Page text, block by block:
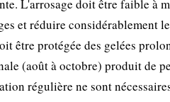
L'arrosage doit être faible à
et réduire considérablement
être protégée des gelées
(août à octobre) produit de
régulière ne sont